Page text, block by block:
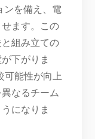
ンを備え、電
ます。この
組み立ての
下がりま
可能性が向上
なるチーム
になりま